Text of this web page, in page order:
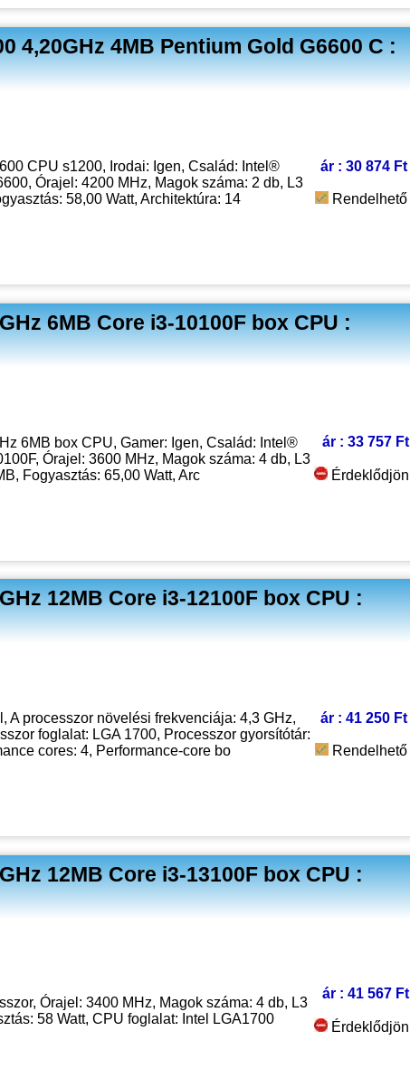
4,20GHz 4MB Pentium Gold G6600 C :
CPU s1200, Irodai: Igen, Család: Intel®
Órajel: 4200 MHz, Magok száma: 2 db, L3
58,00 Watt, Architektúra: 14
ár : 30 874 Ft
Rendelhető
6MB Core i3-10100F box CPU :
6MB box CPU, Gamer: Igen, Család: Intel®
Órajel: 3600 MHz, Magok száma: 4 db, L3
Fogyasztás: 65,00 Watt, Arc
ár : 33 757 Ft
Érdeklődjön
12MB Core i3-12100F box CPU :
A processzor növelési frekvenciája: 4,3 GHz,
foglalat: LGA 1700, Processzor gyorsítótár:
cores: 4, Performance-core bo
ár : 41 250 Ft
Rendelhető
12MB Core i3-13100F box CPU :
Órajel: 3400 MHz, Magok száma: 4 db, L3
58 Watt, CPU foglalat: Intel LGA1700
ár : 41 567 Ft
Érdeklődjön